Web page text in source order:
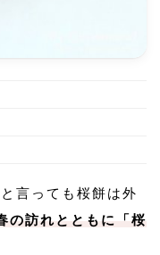
言っても桜餅は外
の訪れとともに「桜